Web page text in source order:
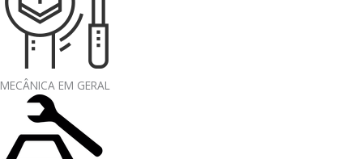
MECÂNICA EM GERAL